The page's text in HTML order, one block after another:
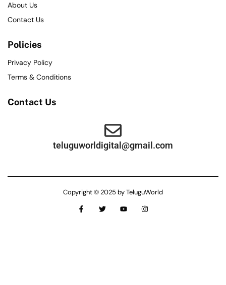
About Us
Contact Us
Policies
Privacy Policy
Terms & Conditions
Contact Us
teluguworldigital@gmail.com
Copyright © 2025 by TeluguWorld